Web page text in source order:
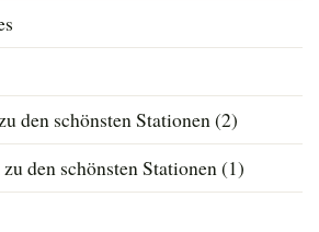
den schönsten Stationen (2)
den schönsten Stationen (1)